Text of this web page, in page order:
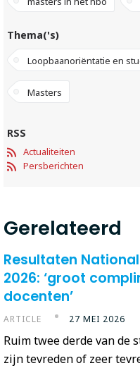
Thema('s)
Loopbaanoriëntatie en
Masters
RSS
Actualiteiten
Persberichten
Gerelateerd
Resultaten
2026: ‘groot
docenten’
ARTICLE 27 MEI 2026
Ruim twee derde van de
zijn tevreden of zeer